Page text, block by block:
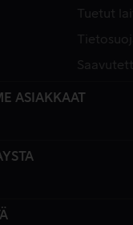
Tuetut
ASIAKKAAT